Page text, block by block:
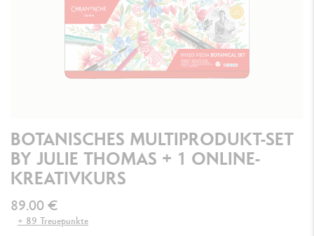
BOTANISCHES MULTIPRODUKT-SET
BY JULIE THOMAS + 1 ONLINE-
KREATIVKURS
89.00 €
+ 89 Treuepunkte